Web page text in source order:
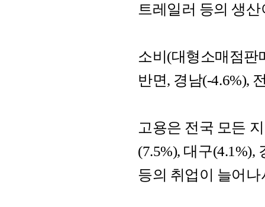
트레일러 등의 생
소비(대형소매점판
반면, 경남(-4.6%),
고용은 전국 모든
(7.5%), 대구(4.1%),
등의 취업이 늘어